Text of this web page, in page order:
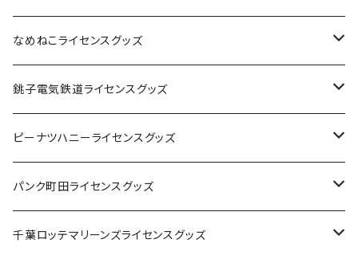
なめねこライセンスグッズ
Tシャツ
キャップ
ステッカー
缶バッジ
銚子電気鉄道ライセンスグッズ
ステッカー
缶バッジ
アクリルキーホルダー
ピーナツハニーライセンスグッズ
Tシャツ
キャップ
パンク町田ライセンスグッズ
Tシャツ
千葉ロッテマリーンズライセンスグッズ